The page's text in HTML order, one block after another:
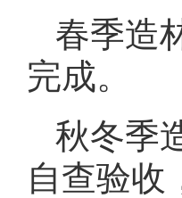
春季造
完成。
秋冬季
自查验收